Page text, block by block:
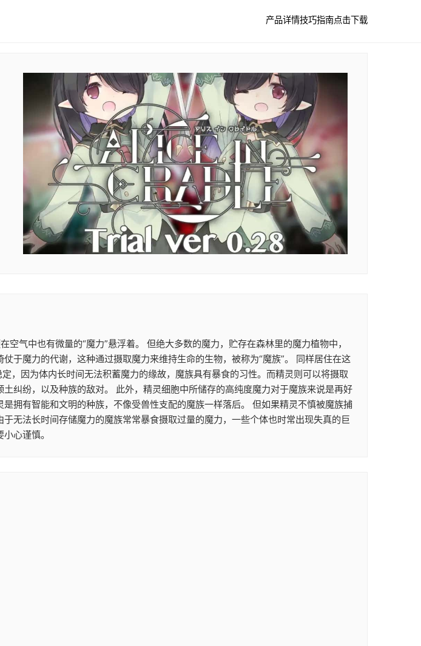
产品详情技巧指南点击下载
气中也有微量的“魔力”悬浮着。 但绝大多数的魔力，贮存在森林里的魔力植物中，
于魔力的代谢，这种通过摄取魔力来维持生命的生物，被称为“魔族”。 同样居住在这
，因为体内长时间无法积蓄魔力的缘故，魔族具有暴食的习性。而精灵则可以将摄取
纠纷，以及种族的敌对。 此外，精灵细胞中所储存的高纯度魔力对于魔族来说是再好
拥有智能和文明的种族，不像受兽性支配的魔族一样落后。 但如果精灵不慎被魔族捕
无法长时间存储魔力的魔族常常暴食摄取过量的魔力，一些个体也时常出现失真的巨
心谨慎。